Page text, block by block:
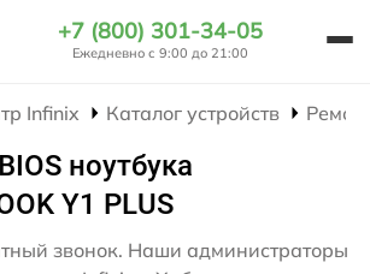
+7 (800) 301-34-05
Ежедневно с 9:00 до 21:00
Infinix Каталог устройств
ноутбука
Y1 PLUS
звонок. Наши администраторы